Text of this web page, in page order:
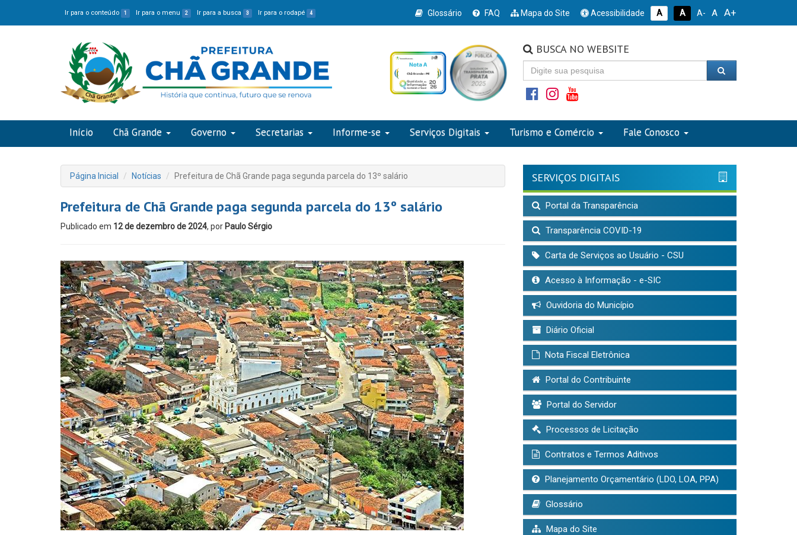
Ir para o conteúdo 1 Ir para o menu 2 Ir para a busca 3 Ir para o rodapé 4 Glossário FAQ Mapa do Site Acessibilidade A A A- A A+
BUSCA NO WEBSITE
Início Chã Grande Governo Secretarias Informe-se Serviços Digitais Turismo e Comércio Fale Conosco
Página Inicial Notícias Prefeitura de Chã Grande paga segunda parcela do 13º salário
Prefeitura de Chã Grande paga segunda parcela do 13º salário
Publicado em 12 de dezembro de 2024, por Paulo Sérgio
SERVIÇOS DIGITAIS
Portal da Transparência
Transparência COVID-19
Carta de Serviços ao Usuário - CSU
Acesso à Informação - e-SIC
Ouvidoria do Município
Diário Oficial
Nota Fiscal Eletrônica
Portal do Contribuinte
Portal do Servidor
Processos de Licitação
Contratos e Termos Aditivos
Planejamento Orçamentário (LDO, LOA, PPA)
Glossário
Mapa do Site